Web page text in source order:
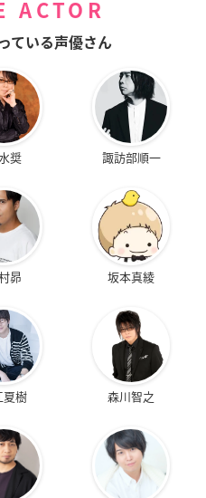
ACTOR
ている声優さん
奨 諏訪部順一
昴 坂本真綾
夏樹 森川智之